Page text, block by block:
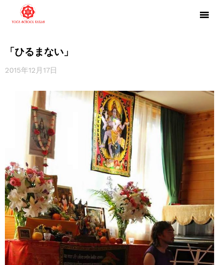
「ひるまない」
2015年12月17日